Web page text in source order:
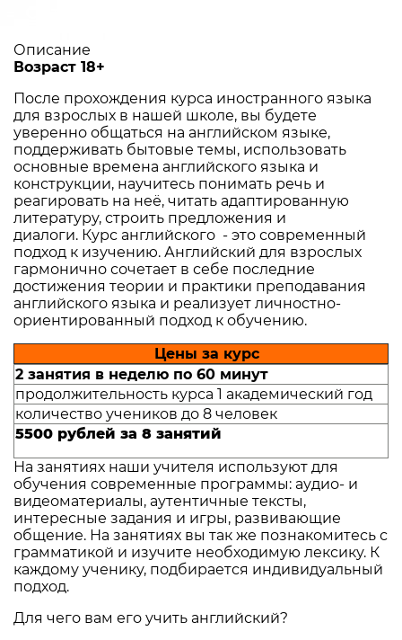
Описание
Возраст 18+
После прохождения курса иностранного языка
для взрослых в нашей школе, вы будете
уверенно общаться на английском языке,
поддерживать бытовые темы, использовать
основные времена английского языка и
конструкции, научитесь понимать речь и
реагировать на неё, читать адаптированную
литературу, строить предложения и
диалоги. Курс английского - это современный
подход к изучению. Английский для взрослых
гармонично сочетает в себе последние
достижения теории и практики преподавания
английского языка и реализует личностно-
ориентированный подход к обучению.
Цены за курс
2 занятия в неделю по 60 минут
продолжительность курса 1 академический год
количество учеников до 8 человек
5500 рублей за 8 занятий
На занятиях наши учителя используют для
обучения современные программы: аудио- и
видеоматериалы, аутентичные тексты,
интересные задания и игры, развивающие
общение. На занятиях вы так же познакомитесь с
грамматикой и изучите необходимую лексику. К
каждому ученику, подбирается индивидуальный
подход.
Для чего вам его учить английский?